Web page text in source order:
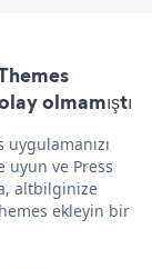
olmamıştı
ve Press
altbilginize
ekleyin bir